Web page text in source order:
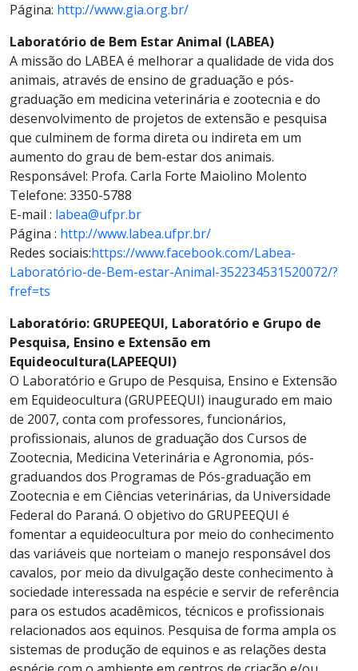
Página: http://www.gia.org.br/
Laboratório de Bem Estar Animal (LABEA)
A missão do LABEA é melhorar a qualidade de vida dos
animais, através de ensino de graduação e pós-
graduação em medicina veterinária e zootecnia e do
desenvolvimento de projetos de extensão e pesquisa
que culminem de forma direta ou indireta em um
aumento do grau de bem-estar dos animais.
Responsável: Profa. Carla Forte Maiolino Molento
Telefone: 3350-5788
E-mail : labea@ufpr.br
Página : http://www.labea.ufpr.br/
Redes sociais:https://www.facebook.com/Labea-
Laboratório-de-Bem-estar-Animal-352234531520072/?
fref=ts
Laboratório: GRUPEEQUI, Laboratório e Grupo de
Pesquisa, Ensino e Extensão em
Equideocultura(LAPEEQUI)
O Laboratório e Grupo de Pesquisa, Ensino e Extensão
em Equideocultura (GRUPEEQUI) inaugurado em maio
de 2007, conta com professores, funcionários,
profissionais, alunos de graduação dos Cursos de
Zootecnia, Medicina Veterinária e Agronomia, pós-
graduandos dos Programas de Pós-graduação em
Zootecnia e em Ciências veterinárias, da Universidade
Federal do Paraná. O objetivo do GRUPEEQUI é
fomentar a equideocultura por meio do conhecimento
das variáveis que norteiam o manejo responsável dos
cavalos, por meio da divulgação deste conhecimento à
sociedade interessada na espécie e servir de referência
para os estudos acadêmicos, técnicos e profissionais
relacionados aos equinos. Pesquisa de forma ampla os
sistemas de produção de equinos e as relações desta